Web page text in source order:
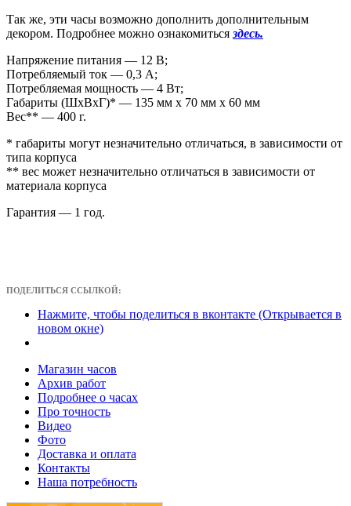
Так же, эти часы возможно дополнить дополнительным
декором. Подробнее можно ознакомиться здесь.
Напряжение питания — 12 В;
Потребляемый ток — 0,3 А;
Потребляемая мощность — 4 Вт;
Габариты (ШxВxГ)* — 135 мм x 70 мм x 60 мм
Вес** — 400 г.
* габариты могут незначительно отличаться, в зависимости от
типа корпуса
** вес может незначительно отличаться в зависимости от
материала корпуса
Гарантия — 1 год.
ПОДЕЛИТЬСЯ ССЫЛКОЙ:
Нажмите, чтобы поделиться в вконтакте (Открывается в
новом окне)
Магазин часов
Архив работ
Подробнее о часах
Про точность
Видео
Фото
Доставка и оплата
Контакты
Наша потребность